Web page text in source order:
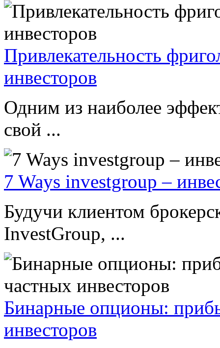
Привлекательность
инвесторов
Одним из наиболее
свой ...
7 Ways investgroup –
Будучи клиентом
InvestGroup, ...
Бинарные опционы:
инвесторов